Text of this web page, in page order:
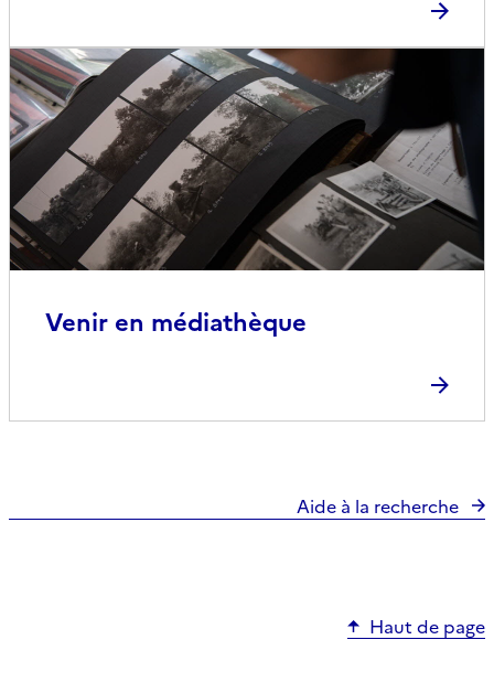
Venir en médiathèque
Aide à la recherche
Haut de page